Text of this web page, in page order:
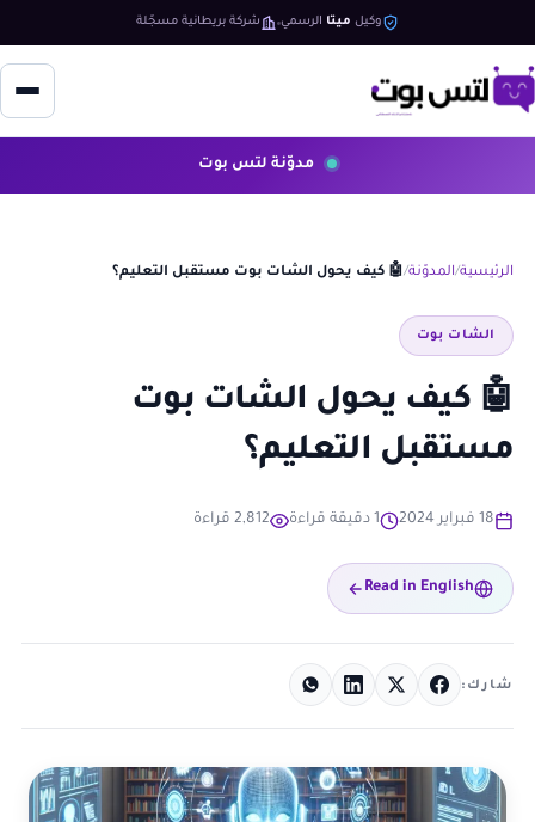
وكيل ميتا الرسمي شركة بريطانية مسجّلة
مدوّنة لتس بوت
الرئيسية المدوّنة 🤖 كيف يحول الشات بوت مستقبل التعليم؟
الشات بوت
🤖 كيف يحول الشات بوت
مستقبل التعليم؟
18 فبراير 2024 1 دقيقة قراءة 2,812 قراءة
Read in English
شارك: